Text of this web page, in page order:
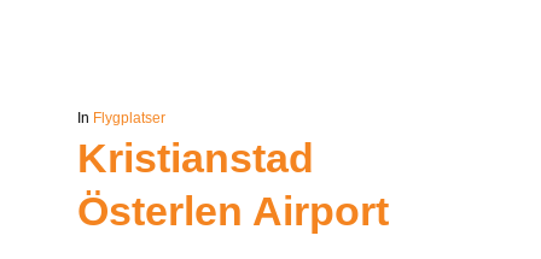
In Flygplatser
Kristianstad
Österlen Airport